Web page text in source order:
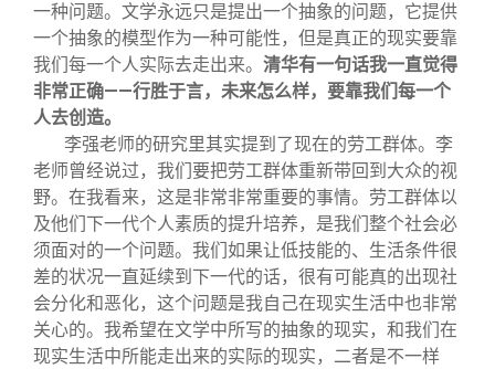
一种问题。文学永远只是提出一个抽象的问题，它提供
一个抽象的模型作为一种可能性，但是真正的现实要靠
我们每一个人实际去走出来。 清华有一句话我一直觉得
非常正确——行胜于言，未来怎么样，要靠我们每一个
人去创造。
李强老师的研究里其实提到了现在的劳工群体。李
老师曾经说过，我们要把劳工群体重新带回到大众的视
野。在我看来，这是非常非常重要的事情。劳工群体以
及他们下一代个人素质的提升培养，是我们整个社会必
须面对的一个问题。我们如果让低技能的、生活条件很
差的状况一直延续到下一代的话，很有可能真的出现社
会分化和恶化，这个问题是我自己在现实生活中也非常
关心的。我希望在文学中所写的抽象的现实，和我们在
现实生活中所能走出来的实际的现实，二者是不一样